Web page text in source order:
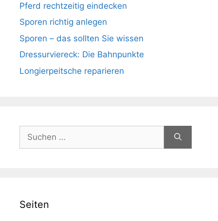
Pferd rechtzeitig eindecken
Sporen richtig anlegen
Sporen – das sollten Sie wissen
Dressurviereck: Die Bahnpunkte
Longierpeitsche reparieren
nach:
Seiten